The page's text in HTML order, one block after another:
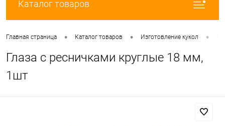
Каталог товаров
Главная страница • Каталог товаров • Изготовление кукол •
Глаза с ресничками круглые 18 мм,
1шт